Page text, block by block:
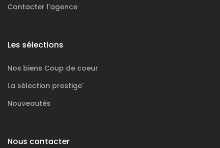
Contacter l'agence
Les sélections
Nos biens Coup de coeur
La sélection prestige'
Nouveautés
Nous contacter